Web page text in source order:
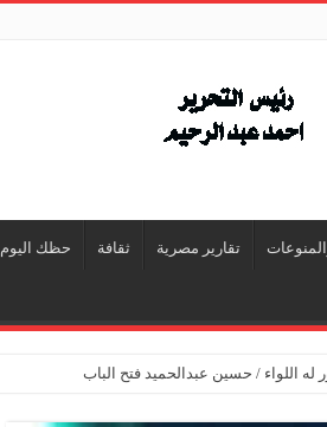
تقارير مصرية ثقافة حظك اليوم
له اللواء / حسين عبدالحميد فتح الباب